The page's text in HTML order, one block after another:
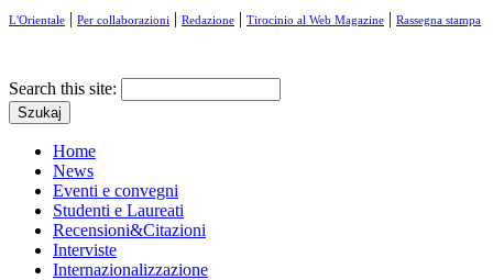
L'Orientale | Per collaborazioni | Redazione | Tirocinio al Web Magazine | Rassegna stampa
Search this site:
Home
News
Eventi e convegni
Studenti e Laureati
Recensioni&Citazioni
Interviste
Internazionalizzazione